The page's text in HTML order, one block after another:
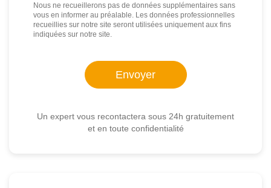
Nous ne recueillerons pas de données supplémentaires sans
vous en informer au préalable. Les données professionnelles
recueillies sur notre site seront utilisées uniquement aux fins
indiquées sur notre site.
Un expert vous recontactera sous 24h gratuitement
et en toute confidentialité